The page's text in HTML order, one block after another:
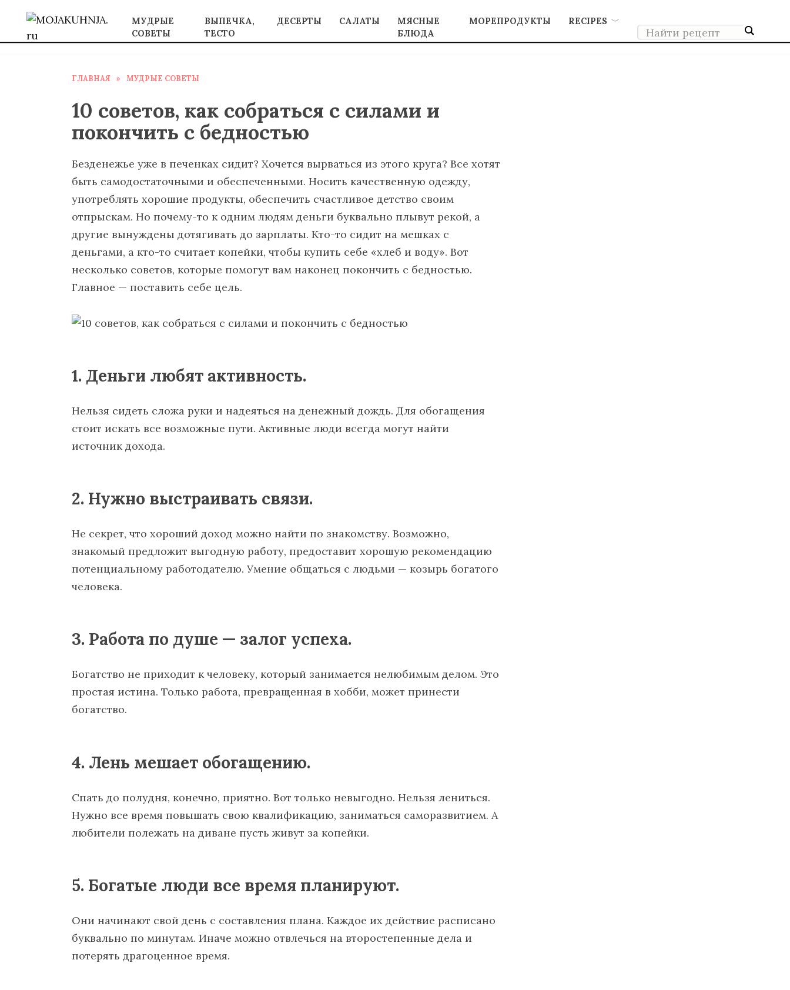
содержанию
МУДРЫЕ
СОВЕТЫ
ВЫПЕЧКА,
ТЕСТО
ДЕСЕРТЫ САЛАТЫ
МЯСНЫЕ
БЛЮДА
МОРЕПРОДУКТЫ RECIPES
ГЛАВНАЯ » МУДРЫЕ СОВЕТЫ
10 советов, как собраться с силами и
покончить с бедностью
Безденежье уже в печенках сидит? Хочется вырваться из этого круга? Все хотят
быть самодостаточными и обеспеченными. Носить качественную одежду,
употреблять хорошие продукты, обеспечить счастливое детство своим
отпрыскам. Но почему-то к одним людям деньги буквально плывут рекой, а
другие вынуждены дотягивать до зарплаты. Кто-то сидит на мешках с
деньгами, а кто-то считает копейки, чтобы купить себе «хлеб и воду». Вот
несколько советов, которые помогут вам наконец покончить с бедностью.
Главное — поставить себе цель.
1. Деньги любят активность.
Нельзя сидеть сложа руки и надеяться на денежный дождь. Для обогащения
стоит искать все возможные пути. Активные люди всегда могут найти
источник дохода.
2. Нужно выстраивать связи.
Не секрет, что хороший доход можно найти по знакомству. Возможно,
знакомый предложит выгодную работу, предоставит хорошую рекомендацию
потенциальному работодателю. Умение общаться с людьми — козырь богатого
человека.
3. Работа по душе — залог успеха.
Богатство не приходит к человеку, который занимается нелюбимым делом. Это
простая истина. Только работа, превращенная в хобби, может принести
богатство.
4. Лень мешает обогащению.
Спать до полудня, конечно, приятно. Вот только невыгодно. Нельзя лениться.
Нужно все время повышать свою квалификацию, заниматься саморазвитием. А
любители полежать на диване пусть живут за копейки.
5. Богатые люди все время планируют.
Они начинают свой день с составления плана. Каждое их действие расписано
буквально по минутам. Иначе можно отвлечься на второстепенные дела и
потерять драгоценное время.